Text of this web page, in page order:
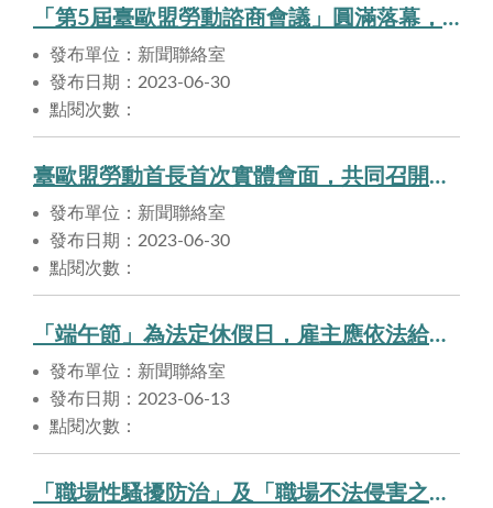
「第5屆臺歐盟勞動諮商會議」圓滿落幕，臺歐盟雙方將持續攜手提升勞動權益。
發布單位：新聞聯絡室
發布日期：2023-06-30
點閱次數：
臺歐盟勞動首長首次實體會面，共同召開第5屆臺歐盟勞動諮商會議
發布單位：新聞聯絡室
發布日期：2023-06-30
點閱次數：
「端午節」為法定休假日，雇主應依法給假並給薪
發布單位：新聞聯絡室
發布日期：2023-06-13
點閱次數：
「職場性騷擾防治」及「職場不法侵害之預防」，雇主責無旁貸